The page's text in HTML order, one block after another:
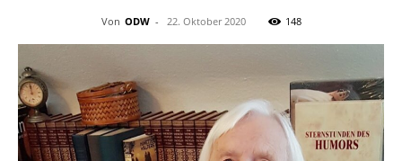
Von ODW - 22. Oktober 2020 148